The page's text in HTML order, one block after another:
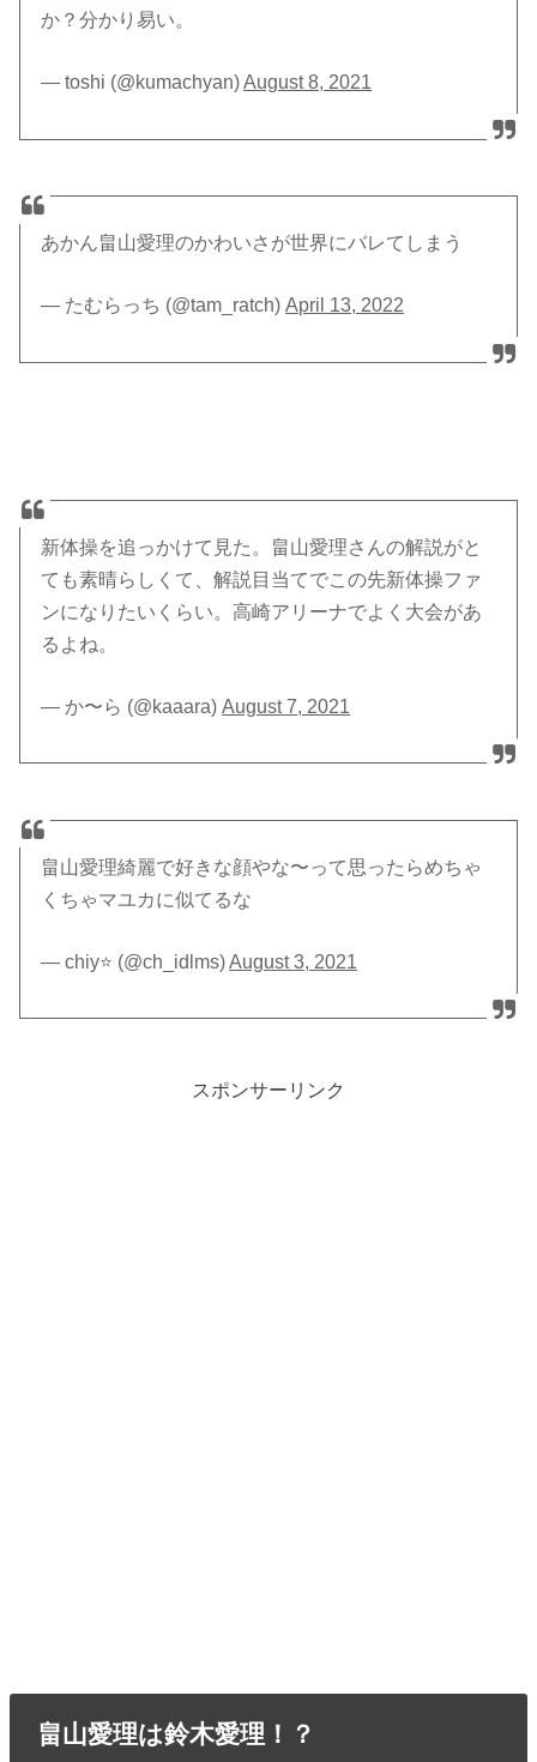
か？分かり易い。
— toshi (@kumachyan)August 8, 2021
あかん畠山愛理のかわいさが世界にバレてしまう
— たむらっち (@tam_ratch)April 13, 2022
新体操を追っかけて見た。畠山愛理さんの解説がと
ても素晴らしくて、解説目当てでこの先新体操ファ
ンになりたいくらい。高崎アリーナでよく大会があ
るよね。
— か〜ら (@kaaara)August 7, 2021
畠山愛理綺麗で好きな顔やな〜って思ったらめちゃ
くちゃマユカに似てるな
— chiy⭐️ (@ch_idlms)August 3, 2021
スポンサーリンク
畠山愛理は鈴木愛理！？